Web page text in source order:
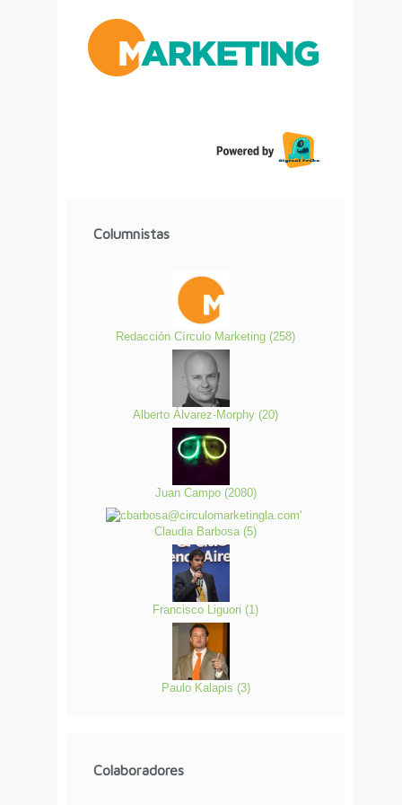
Columnistas
Redacción Círculo Marketing (258)
Alberto Álvarez-Morphy (20)
Juan Campo (2080)
Claudia Barbosa (5)
Francisco Liguori (1)
Paulo Kalapis (3)
Colaboradores